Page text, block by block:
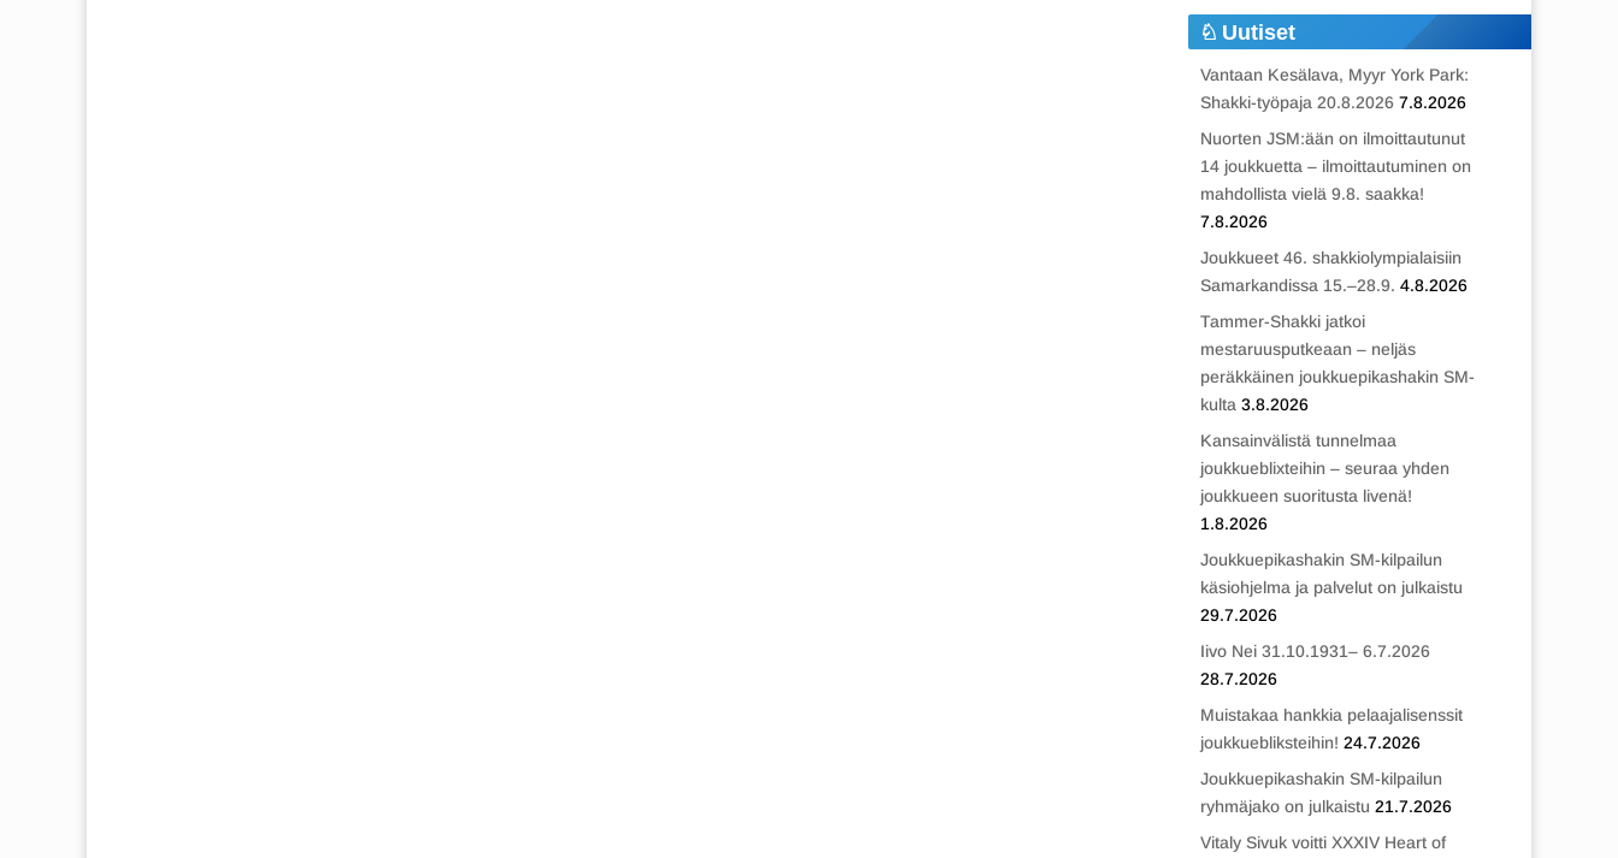
Uutiset
Vantaan Kesälava, Myyr York Park:
Shakki-työpaja 20.8.2026 7.8.2026
Nuorten JSM:ään on ilmoittautunut
14 joukkuetta – ilmoittautuminen on
mahdollista vielä 9.8. saakka!
7.8.2026
Joukkueet 46. shakkiolympialaisiin
Samarkandissa 15.–28.9. 4.8.2026
Tammer-Shakki jatkoi
mestaruusputkeaan – neljäs
peräkkäinen joukkuepikashakin SM-
kulta 3.8.2026
Kansainvälistä tunnelmaa
joukkueblixteihin – seuraa yhden
joukkueen suoritusta livenä!
1.8.2026
Joukkuepikashakin SM-kilpailun
käsiohjelma ja palvelut on julkaistu
29.7.2026
Iivo Nei 31.10.1931– 6.7.2026
28.7.2026
Muistakaa hankkia pelaajalisenssit
joukkuebliksteihin! 24.7.2026
Joukkuepikashakin SM-kilpailun
ryhmäjako on julkaistu 21.7.2026
Vitaly Sivuk voitti XXXIV Heart of